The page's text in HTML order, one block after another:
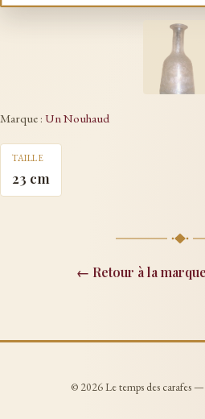
Marque : Un Nouhaud
TAILLE
23 cm
← Retour à la
© 2026 Le temps des carafes —